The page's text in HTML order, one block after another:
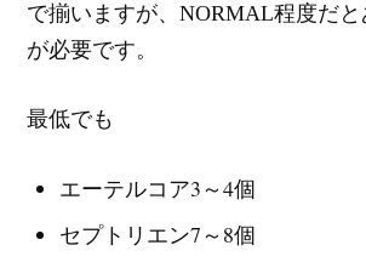
で揃いますが、NORMAL程度だ
が必要です。
最低でも
エーテルコア3～4個
セプトリエン7～8個